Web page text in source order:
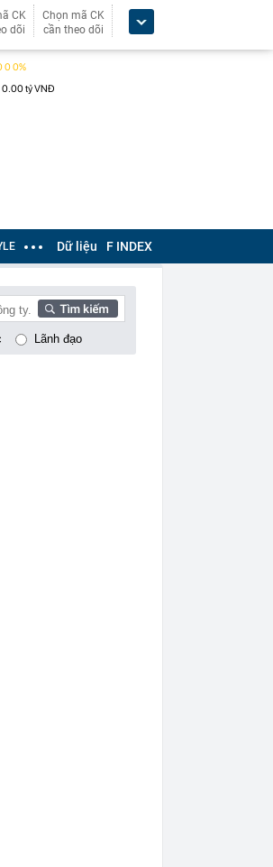
CK
dõi
Chọn mã CK
cần theo dõi
Dữ liệu F INDEX
Lãnh đạo